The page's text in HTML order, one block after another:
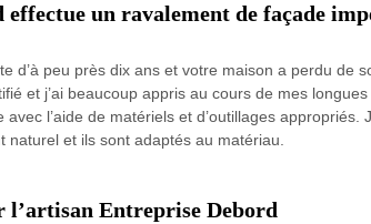
un ravalement de façade
d’à peu près dix ans et votre maison a perdu de
et j’ai beaucoup appris au cours de mes
l’aide de matériels et d’outillages
et ils sont adaptés au matériau.
Entreprise Debord